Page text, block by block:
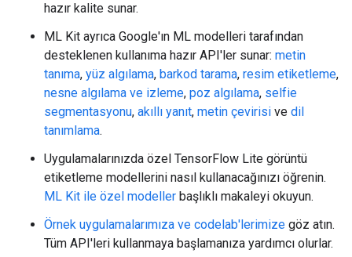
hazır kalite sunar.
ML Kit ayrıca Google'ın ML modelleri tarafından
desteklenen kullanıma hazır API'ler sunar: metin
tanıma, yüz algılama, barkod tarama, resim etiketleme,
nesne algılama ve izleme, poz algılama, selfie
segmentasyonu, akıllı yanıt, metin çevirisi ve dil
tanımlama.
Uygulamalarınızda özel TensorFlow Lite görüntü
etiketleme modellerini nasıl kullanacağınızı öğrenin.
ML Kit ile özel modeller başlıklı makaleyi okuyun.
Örnek uygulamalarımıza ve codelab'lerimize göz atın.
Tüm API'leri kullanmaya başlamanıza yardımcı olurlar.